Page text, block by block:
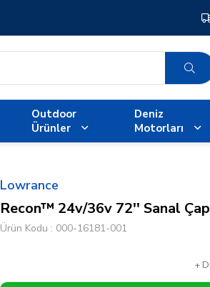
Outdoor
Ürünler
Deniz
Motorları
Lowrance
Recon™ 24v/36v 72'' Sanal
Ürün Kodu 000-16181-001
+